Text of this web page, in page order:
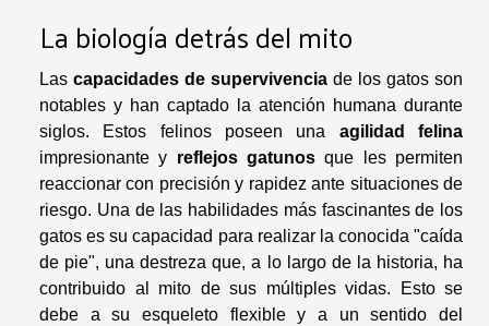
La biología detrás del mito
Las capacidades de supervivencia de los gatos son
notables y han captado la atención humana durante
siglos. Estos felinos poseen una agilidad felina
impresionante y reflejos gatunos que les permiten
reaccionar con precisión y rapidez ante situaciones de
riesgo. Una de las habilidades más fascinantes de los
gatos es su capacidad para realizar la conocida "caída
de pie", una destreza que, a lo largo de la historia, ha
contribuido al mito de sus múltiples vidas. Esto se
debe a su esqueleto flexible y a un sentido del